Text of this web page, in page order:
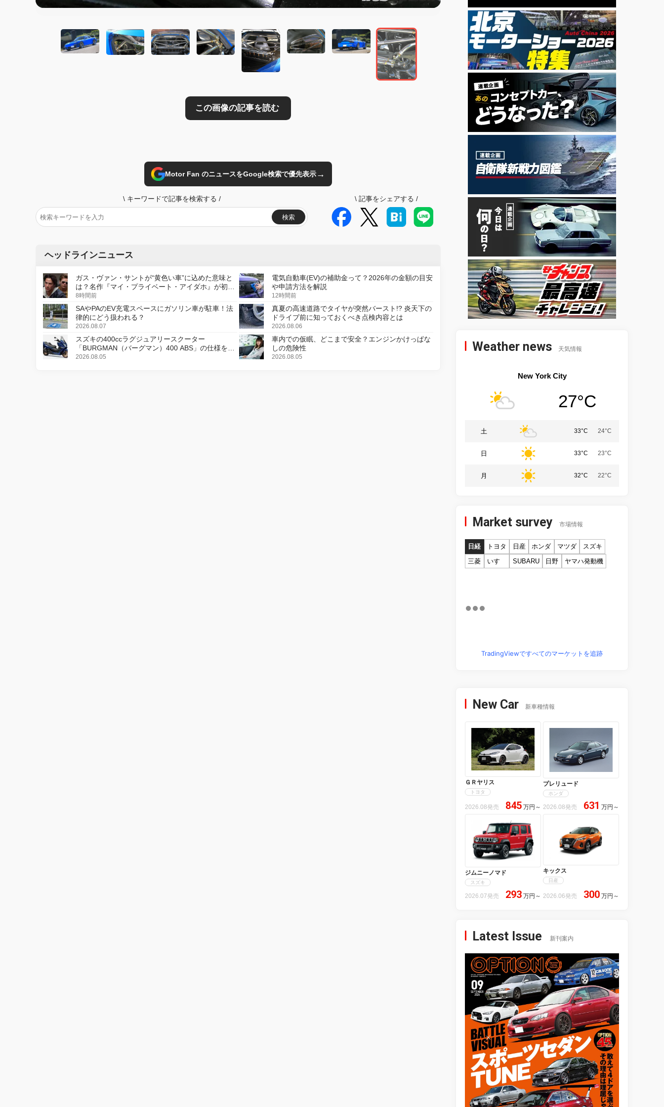
Motor Fan のニュースをGoogle検索で優先表示→
\ キーワードで記事を検索する /
検索
\ 記事をシェアする /
ヘッドラインニュース
ガス・ヴァン・サントが“黄色い車”に込めた意味と
は？名作『マイ・プライベート・アイダホ』が初の
デジタルリマスター版で復活
8時間前
電気自動車(EV)の補助金って？2026年の金額の目安
や申請方法を解説
12時間前
SAやPAのEV充電スペースにガソリン車が駐車！法
律的にどう扱われる？
2026.08.07
真夏の高速道路でタイヤが突然バースト!? 炎天下の
ドライブ前に知っておくべき点検内容とは
2026.08.06
スズキの400ccラグジュアリースクーター
「BURGMAN（バーグマン）400 ABS」の仕様を変
更し、8月18日に発売
2026.08.05
車内での仮眠、どこまで安全？エンジンかけっぱな
しの危険性
2026.08.05
Weather news 天気情報
New York City
27°C
土 33°C 24°C
日 33°C 23°C
月 32°C 22°C
Market survey 市場情報
日経 トヨタ 日産 ホンダ マツダ
スズキ
三菱
いすゞ SUBARU 日野 ヤマハ発動機
TradingViewですべてのマーケットを追跡
New Car 新車種情報
ＧＲヤリス
トヨタ
2026.08発売 845 万円 ～
プレリュード
ホンダ
2026.08発売 631 万円 ～
ジムニーノマド
スズキ
2026.07発売 293 万円 ～
キックス
日産
2026.06発売 300 万円 ～
Latest Issue 新刊案内